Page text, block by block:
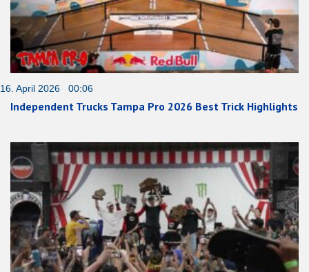
16. April 2026 00:06
Independent Trucks Tampa Pro 2026 Best Trick Highlights